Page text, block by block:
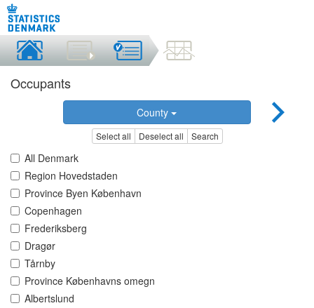
Occupants
County
Select all Deselect all Search
All Denmark
Region Hovedstaden
Province Byen København
Copenhagen
Frederiksberg
Dragør
Tårnby
Province Københavns omegn
Albertslund